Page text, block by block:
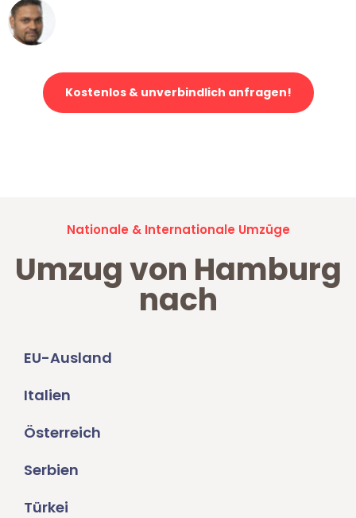
Kostenlos & unverbindlich anfragen!
Nationale & Internationale Umzüge
Umzug von Hamburg
nach
EU-Ausland
Italien
Österreich
Serbien
Türkei